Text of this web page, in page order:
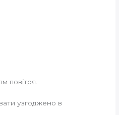
повітря.
узгоджено в